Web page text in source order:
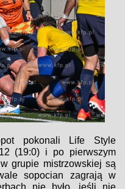
pokonali Life Style
(19:0) i po pierwszym
grupie mistrzowskiej są
sopocian zagrają w
nie było, jeśli nie